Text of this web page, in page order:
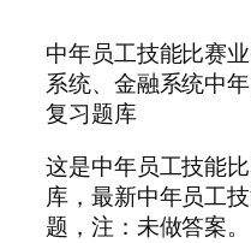
中年员工技能比赛
系统、金融系统中
复习题库
这是中年员工技能
库，最新中年员工
题，注：未做答案。